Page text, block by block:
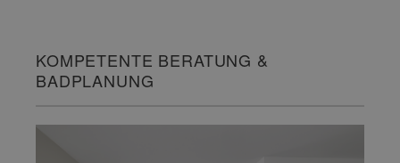
KOMPETENTE BERATUNG &
BADPLANUNG